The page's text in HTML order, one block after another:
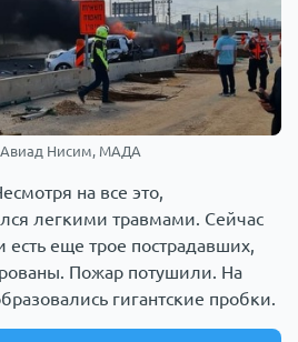
Нисим, МАДА
на все это,
легкими травмами. Сейчас
есть еще трое пострадавших,
Пожар потушили. На
гигантские пробки.